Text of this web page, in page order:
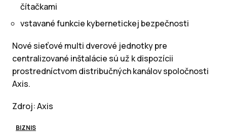
čítačkami
vstavané funkcie kybernetickej bezpečnosti
Nové sieťové multi dverové jednotky pre
centralizované inštalácie sú už k dispozícii
prostredníctvom distribučných kanálov spoločnosti
Axis.
Zdroj: Axis
BIZNIS